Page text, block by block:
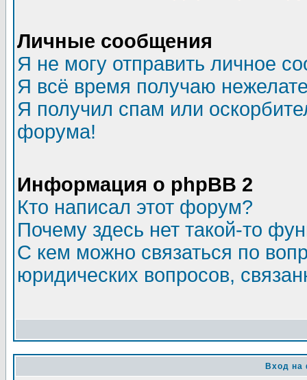
Личные сообщения
Я не могу отправить личное
Я всё время получаю
Я получил спам или
форума!
Информация о phpBB 2
Кто написал этот форум?
Почему здесь нет такой-то
С кем можно связаться по
юридических вопросов,
Вход на